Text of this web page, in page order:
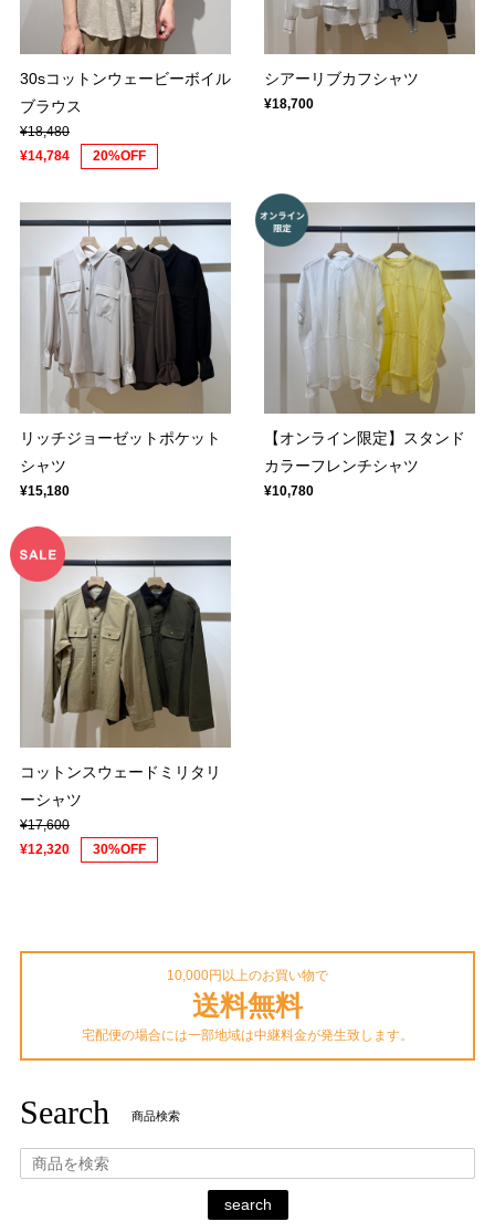
30sコットンウェービーボイル
ブラウス
¥18,480
¥14,784
20%OFF
シアーリブカフシャツ
¥18,700
リッチジョーゼットポケット
シャツ
¥15,180
【オンライン限定】スタンド
カラーフレンチシャツ
¥10,780
コットンスウェードミリタリ
ーシャツ
¥17,600
¥12,320
30%OFF
10,000円以上のお買い物で
送料無料
宅配便の場合には一部地域は中継料金が発生致します。
Search 商品検索
search